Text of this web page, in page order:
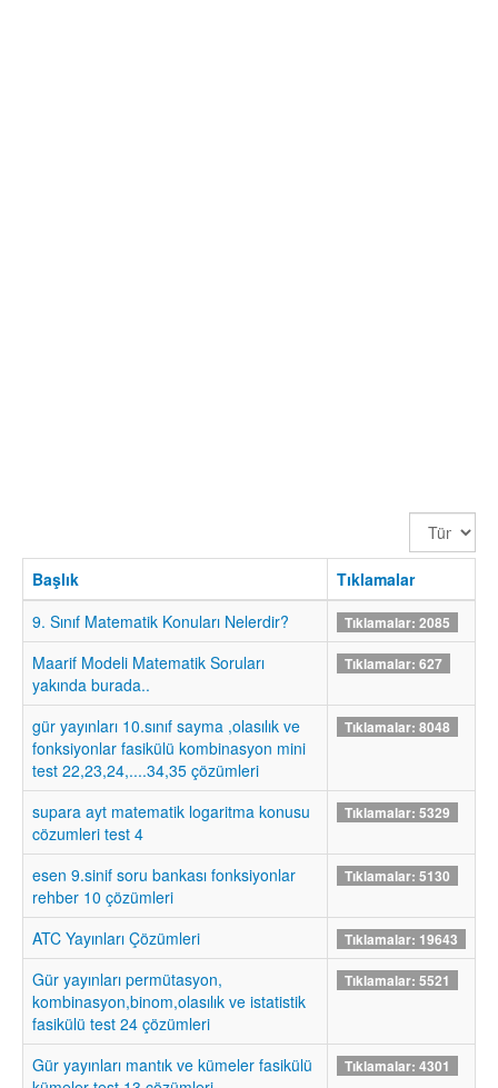
Sayısı
Başlık
Tıklamalar
9. Sınıf Matematik Konuları Nelerdir?
Tıklamalar: 2085
Maarif Modeli Matematik Soruları
yakında burada..
Tıklamalar: 627
gür yayınları 10.sınıf sayma ,olasılık ve
fonksiyonlar fasikülü kombinasyon mini
test 22,23,24,....34,35 çözümleri
Tıklamalar: 8048
supara ayt matematik logaritma konusu
cözumleri test 4
Tıklamalar: 5329
esen 9.sinif soru bankası fonksiyonlar
rehber 10 çözümleri
Tıklamalar: 5130
ATC Yayınları Çözümleri Tıklamalar: 19643
Gür yayınları permütasyon,
kombinasyon,binom,olasılık ve istatistik
fasikülü test 24 çözümleri
Tıklamalar: 5521
Gür yayınları mantık ve kümeler fasikülü
Tıklamalar: 4301